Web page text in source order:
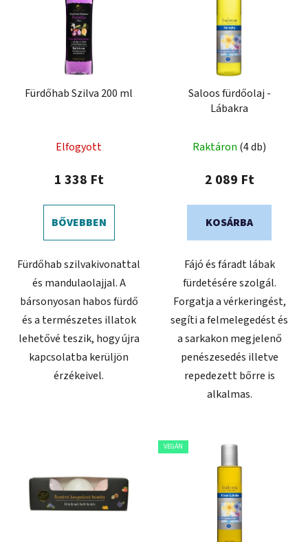
Fürdőhab Szilva 200 ml
Elfogyott
1 338 Ft
BŐVEBBEN
Fürdőhab szilvakivonattal
és mandulaolajjal. A
bársonyosan habos fürdő
és a természetes illatok
lehetővé teszik, hogy újra
kapcsolatba kerüljön
érzékeivel.
Saloos fürdőolaj -
Lábakra
Raktáron (4 db)
2 089 Ft
KOSÁRBA
Fájó és fáradt lábak
fürdetésére szolgál.
Forgatja a vérkeringést,
segíti a felmelegedést és
a sarkakon megjelenő
penészesedés illetve
repedezett bőrre is
alkalmas.
VEGÁN